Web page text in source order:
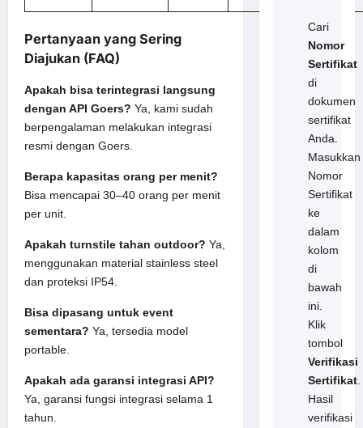
Pertanyaan yang Sering
Diajukan (FAQ)
Apakah bisa terintegrasi langsung
dengan API Goers? Ya, kami sudah
berpengalaman melakukan integrasi
resmi dengan Goers.
Berapa kapasitas orang per menit?
Bisa mencapai 30–40 orang per menit
per unit.
Apakah turnstile tahan outdoor? Ya,
menggunakan material stainless steel
dan proteksi IP54.
Bisa dipasang untuk event
sementara? Ya, tersedia model
portable.
Apakah ada garansi integrasi API?
Ya, garansi fungsi integrasi selama 1
tahun.
Cari
Nomor
Sertifikat
di
dokumen
sertifikat
Anda.
Masukkan
Nomor
Sertifikat
ke
dalam
kolom
di
bawah
ini.
Klik
tombol
Verifikasi
Sertifikat.
Hasil
verifikasi